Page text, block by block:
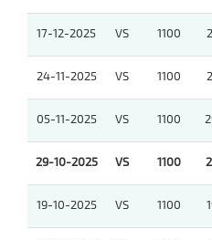
17-12-2025 VS 1100
24-11-2025 VS 1100
05-11-2025 VS 1100
29-10-2025 VS 1100
19-10-2025 VS 1100